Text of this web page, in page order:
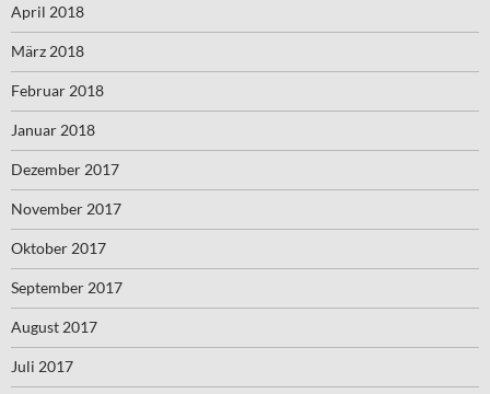
April 2018
März 2018
Februar 2018
Januar 2018
Dezember 2017
November 2017
Oktober 2017
September 2017
August 2017
Juli 2017